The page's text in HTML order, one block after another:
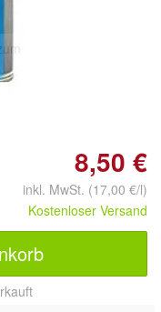
8,50 €
inkl. MwSt. (17,00 €/l)
Kostenloser Versand